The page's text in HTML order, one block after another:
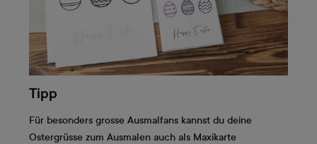
Tipp
Für besonders grosse Ausmalfans kannst du deine
Ostergrüsse zum Ausmalen auch als Maxikarte